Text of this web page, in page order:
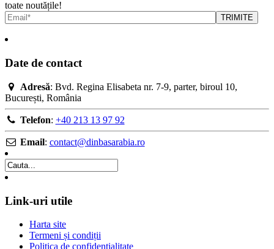
toate noutățile!
Date de contact
Adresă: Bvd. Regina Elisabeta nr. 7-9, parter, biroul 10,
București, România
Telefon: +40 213 13 97 92
Email: contact@dinbasarabia.ro
Link-uri utile
Harta site
Termeni și condiții
Politica de confidenţialitate